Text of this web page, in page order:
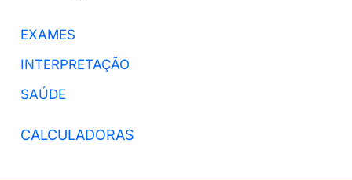
EXAMES
INTERPRETAÇÃO
SAÚDE
CALCULADORAS